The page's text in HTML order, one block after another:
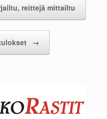
reittejä mittailtu
→